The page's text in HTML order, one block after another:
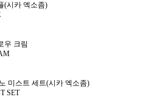
(시카 엑소좀)
우 크림
미스트 세트(시카 엑소좀)
SET